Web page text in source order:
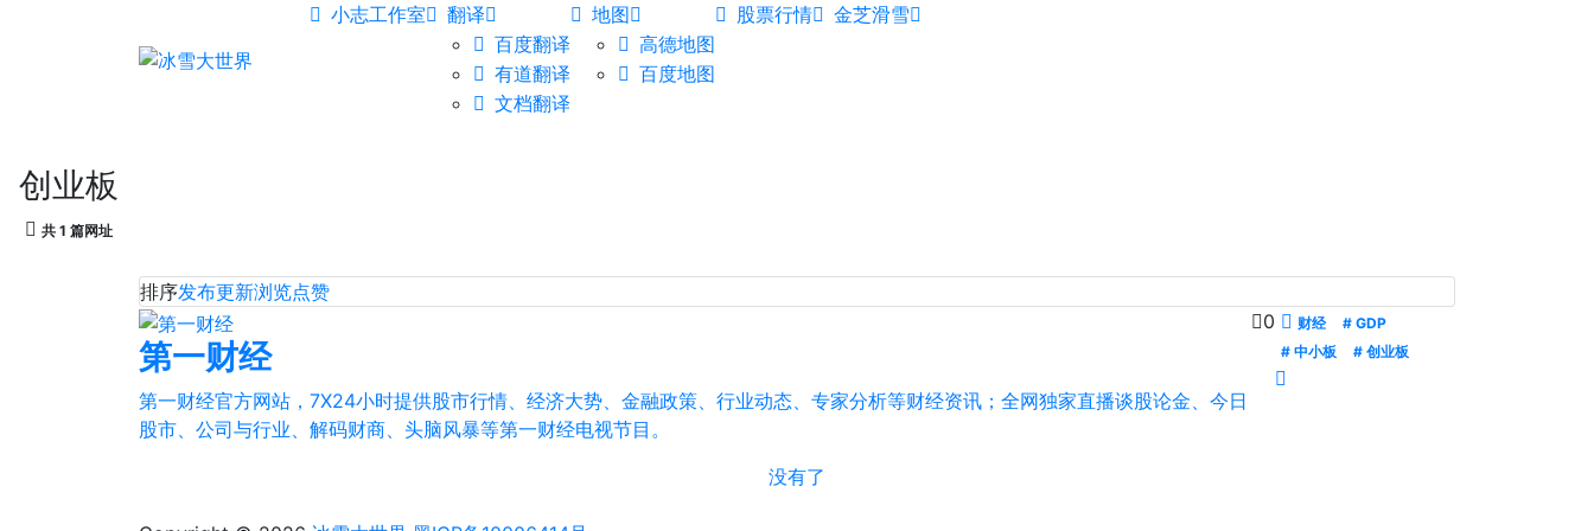
小志工作室
翻译
百度翻译
有道翻译
文档翻译
地图
高德地图
百度地图
股票行情 金芝滑雪
创业板
共 1 篇网址
排序发布更新浏览点赞
第一财经
第一财经官方网站，7X24小时提供股市行情、经济大势、金融政策、行业动态、专家分析等财经资讯；全网独家直播谈股论金、今日
股市、公司与行业、解码财商、头脑风暴等第一财经电视节目。
0 财经
# GDP
# 中小板
# 创业板
没有了